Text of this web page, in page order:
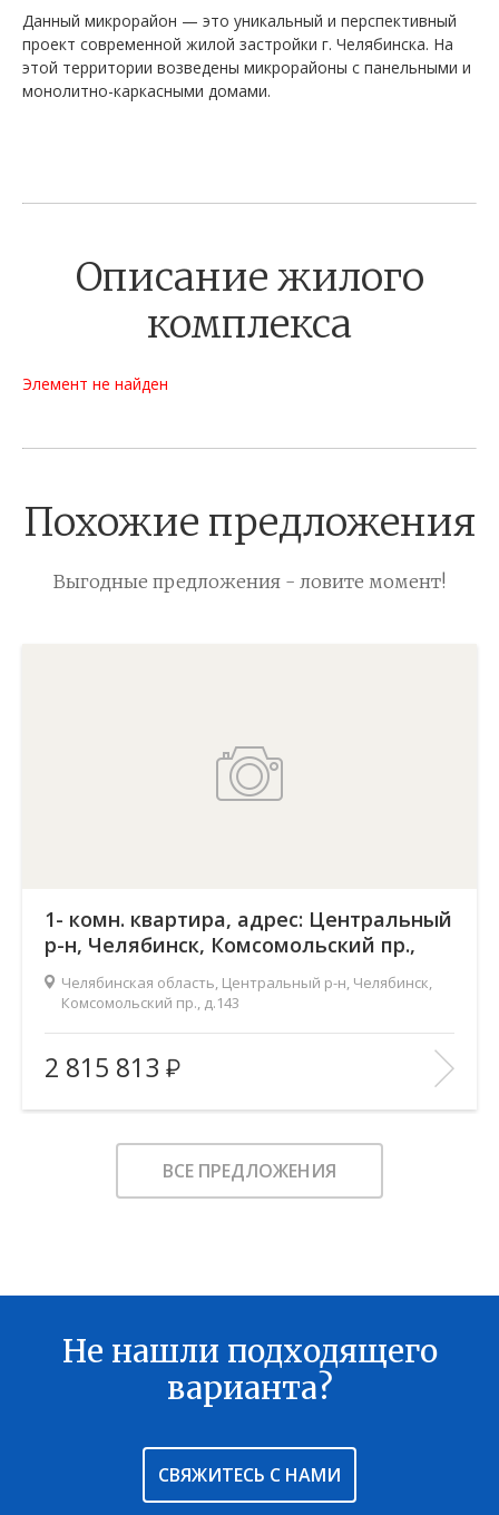
Данный микрорайон — это уникальный и перспективный
проект современной жилой застройки г. Челябинска. На
этой территории возведены микрорайоны с панельными и
монолитно-каркасными домами.
Описание жилого
комплекса
Элемент не найден
Похожие предложения
Выгодные предложения - ловите момент!
1- комн. квартира, адрес: Центральный
р-н, Челябинск, Комсомольский пр.,
д.143Челябинская область, Центральный р-н, Челябинск,
Комсомольский пр., д.143
Жилой комплекс:
Ньютон
Количество комнат:
1
Общая площадь:
37.7 м
В ИЗБРАННОЕ
2 815 813
ВСЕ ПРЕДЛОЖЕНИЯ
Не нашли подходящего
варианта?
СВЯЖИТЕСЬ С НАМИ